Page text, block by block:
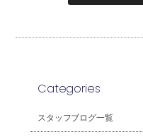
Categories
スタッフブログ一覧